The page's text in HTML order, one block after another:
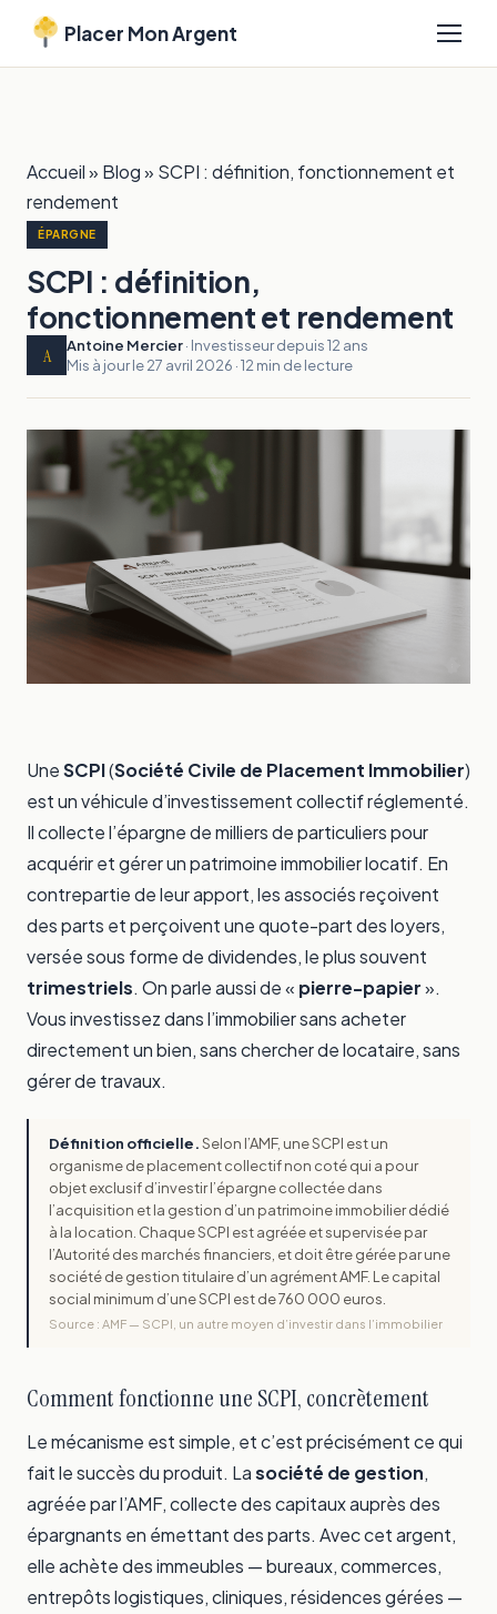
Placer Mon Argent
Accueil» Blog» SCPI : définition, fonctionnement et
rendement
ÉPARGNE
SCPI : définition,
fonctionnement et rendement
A Antoine Mercier· Investisseur depuis 12 ans
Mis à jour le 27 avril 2026 · 12 min de lecture
UneSCPI(Société Civile de Placement Immobilier)
est un véhicule d’investissement collectif réglementé.
Il collecte l’épargne de milliers de particuliers pour
acquérir et gérer un patrimoine immobilier locatif. En
contrepartie de leur apport, les associés reçoivent
des parts et perçoivent une quote-part des loyers,
versée sous forme de dividendes, le plus souvent
trimestriels. On parle aussi de « pierre-papier».
Vous investissez dans l’immobilier sans acheter
directement un bien, sans chercher de locataire, sans
gérer de travaux.
Définition officielle.Selon l’AMF, une SCPI est un
organisme de placement collectif non coté qui a pour
objet exclusif d’investir l’épargne collectée dans
l’acquisition et la gestion d’un patrimoine immobilier dédié
à la location. Chaque SCPI est agréée et supervisée par
l’Autorité des marchés financiers, et doit être gérée par une
société de gestion titulaire d’un agrément AMF. Le capital
social minimum d’une SCPI est de 760 000 euros.
Source : AMF — SCPI, un autre moyen d’investir dans l’immobilier
Comment fonctionne une SCPI, concrètement
Le mécanisme est simple, et c’est précisément ce qui
fait le succès du produit. Lasociété de gestion,
agréée par l’AMF, collecte des capitaux auprès des
épargnants en émettant des parts. Avec cet argent,
elle achète des immeubles — bureaux, commerces,
entrepôts logistiques, cliniques, résidences gérées —